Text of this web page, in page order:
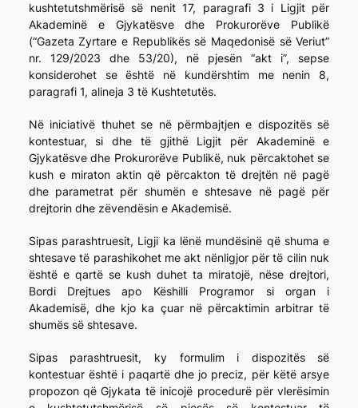
kushtetutshmërisë së nenit 17, paragrafi 3 i Ligjit për
Akademinë e Gjykatësve dhe Prokurorëve Publikë
(“Gazeta Zyrtare e Republikës së Maqedonisë së Veriut”
nr. 129/2023 dhe 53/20), në pjesën “akt i”, sepse
konsiderohet se është në kundërshtim me nenin 8,
paragrafi 1, alineja 3 të Kushtetutës.
Në iniciativë thuhet se në përmbajtjen e dispozitës së
kontestuar, si dhe të gjithë Ligjit për Akademinë e
Gjykatësve dhe Prokurorëve Publikë, nuk përcaktohet se
kush e miraton aktin që përcakton të drejtën në pagë
dhe parametrat për shumën e shtesave në pagë për
drejtorin dhe zëvendësin e Akademisë.
Sipas parashtruesit, Ligji ka lënë mundësinë që shuma e
shtesave të parashikohet me akt nënligjor për të cilin nuk
është e qartë se kush duhet ta miratojë, nëse drejtori,
Bordi Drejtues apo Këshilli Programor si organ i
Akademisë, dhe kjo ka çuar në përcaktimin arbitrar të
shumës së shtesave.
Sipas parashtruesit, ky formulim i dispozitës së
kontestuar është i paqartë dhe jo preciz, për këtë arsye
propozon që Gjykata të inicojë procedurë për vlerësimin